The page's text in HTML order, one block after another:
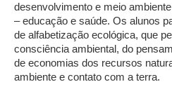
desenvolvimento e meio
– educação e saúde. Os alunos
de alfabetização ecológica, que
consciência ambiental, do
de economias dos recursos
ambiente e contato com a terra.